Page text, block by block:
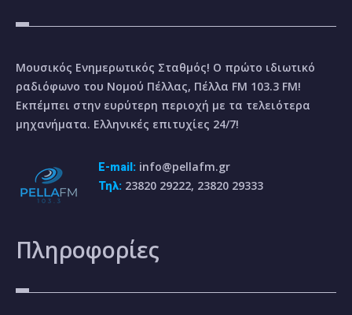
Μουσικός Ενημερωτικός Σταθμός! Ο πρώτο ιδιωτικό
ραδιόφωνο του Νομού Πέλλας, Πέλλα FM 103.3 FM!
Εκπέμπει στην ευρύτερη περιοχή με τα τελειότερα
μηχανήματα. Ελληνικές επιτυχίες 24/7!
E-mail: info@pellafm.gr
Τηλ: 23820 29222, 23820 29333
Πληροφορίες